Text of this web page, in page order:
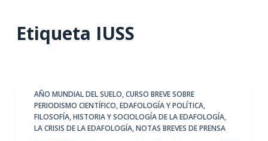
Etiqueta IUSS
AÑO MUNDIAL DEL SUELO,CURSO BREVE SOBRE
PERIODISMO CIENTÍFICO,EDAFOLOGÍA Y POLÍTICA,
FILOSOFÍA, HISTORIA Y SOCIOLOGÍA DE LA EDAFOLOGÍA,
LA CRISIS DE LA EDAFOLOGÍA,NOTAS BREVES DE PRENSA